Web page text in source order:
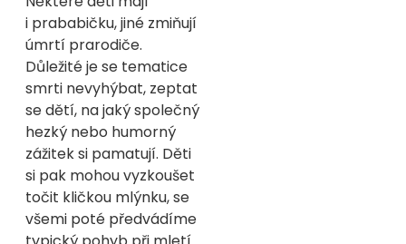
i prababičku, jiné zmiňují
úmrtí prarodiče.
Důležité je se tematice
smrti nevyhýbat, zeptat
se dětí, na jaký společný
hezký nebo humorný
zážitek si pamatují. Děti
si pak mohou vyzkoušet
točit kličkou mlýnku, se
všemi poté předvádíme